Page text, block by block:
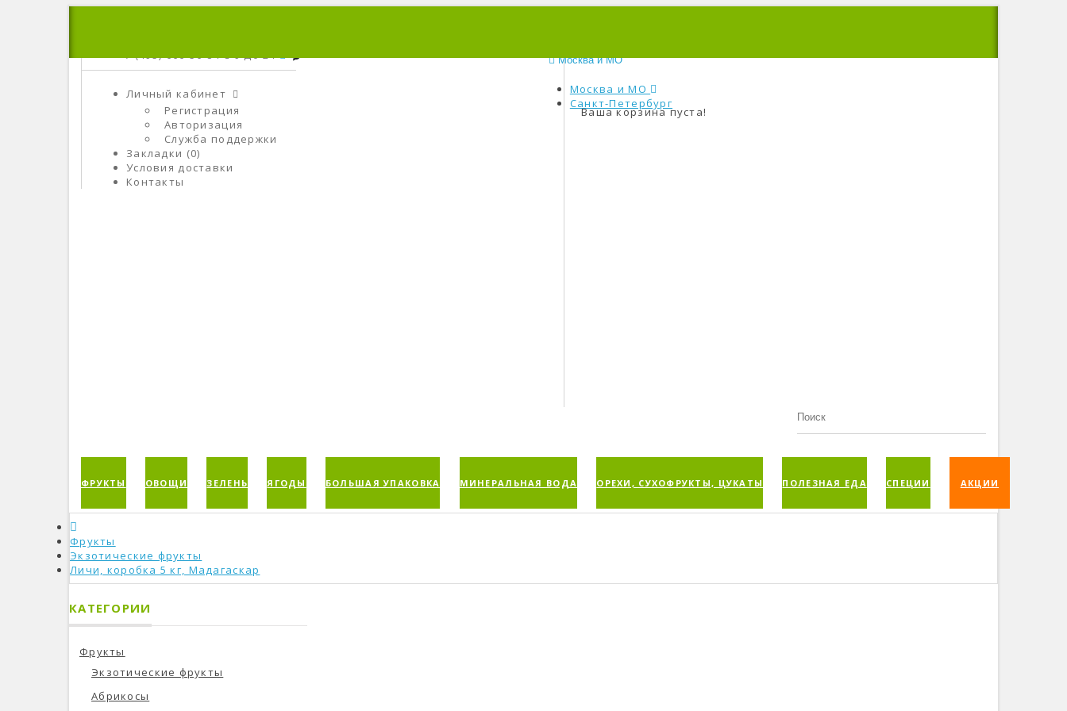
+7 (495) 666-56-84C 9 До 21
Личный кабинет
Регистрация
Авторизация
Служба поддержки
Закладки (0)
Условия доставки
Контакты
Ваша корзина пуста!
Москва и МО
Москва и МО
Санкт-Петербург
ФРУКТЫ ОВОЩИ ЗЕЛЕНЬ ЯГОДЫ БОЛЬШАЯ УПАКОВКА МИНЕРАЛЬНАЯ ВОДА ОРЕХИ, СУХОФРУКТЫ, ЦУКАТЫ ПОЛЕЗНАЯ ЕДА СПЕЦИИ АКЦИИ
Фрукты
Экзотические фрукты
Личи, коробка 5 кг, Мадагаскар
КАТЕГОРИИ
Фрукты
Экзотические фрукты
Абрикосы